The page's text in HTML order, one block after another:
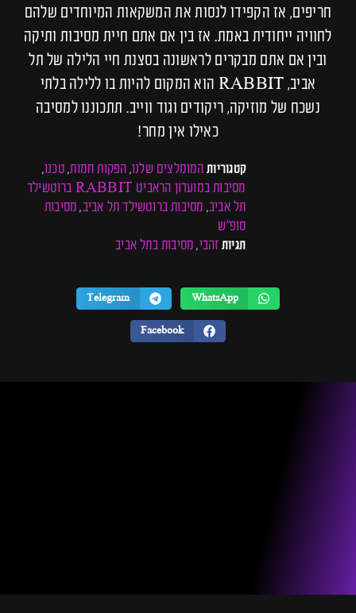
חריפים, אז הקפידו לנסות את המשקאות המיוחדים שלהם
לחוויה ייחודית באמת. אז בין אם אתם חיית מסיבות ותיקה
ובין אם אתם מבקרים לראשונה בסצנת חיי הלילה של תל
אביב, RABBIT הוא המקום להיות בו ללילה בלתי
נשכח של מוזיקה, ריקודים וגוד ווייב. תתכוננו למסיבה
כאילו אין מחר!
קטגוריות המומלצים שלנו, הפקות חמות, טכנו,
מסיבות במועדון הראביט RABBIT ברוטשילד
תל אביב, מסיבות ברוטשילד תל אביב, מסיבות
סופ"ש
תגיות זהבי, מסיבות בתל אביב
WhatsApp
Telegram
Facebook